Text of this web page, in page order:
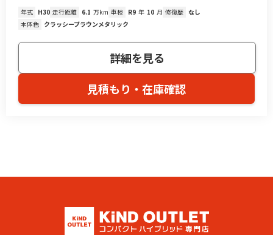
年式 H30 走行距離 6.1 万km 車検 R9 年 10 月 修復歴 なし
本体色 クラッシーブラウンメタリック
詳細を見る
見積もり・在庫確認